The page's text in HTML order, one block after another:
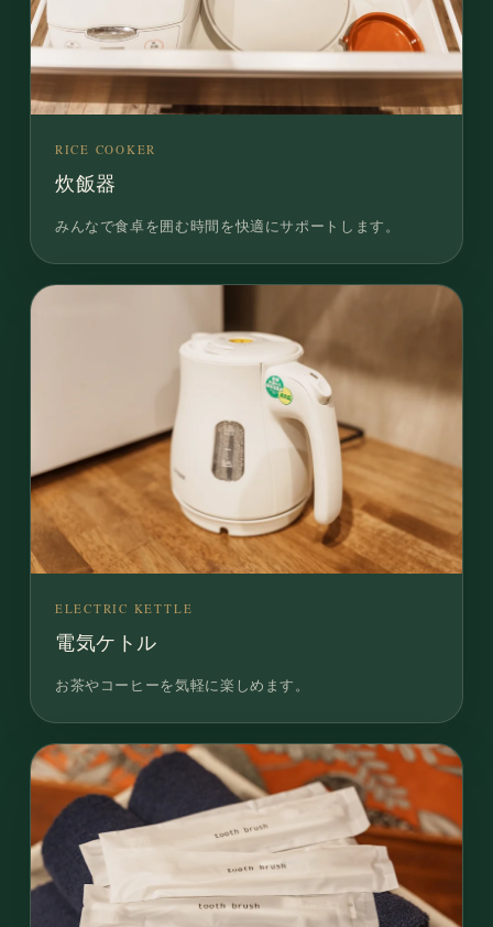
RICE COOKER
炊飯器
みんなで食卓を囲む時間を快適にサポートします。
ELECTRIC KETTLE
電気ケトル
お茶やコーヒーを気軽に楽しめます。